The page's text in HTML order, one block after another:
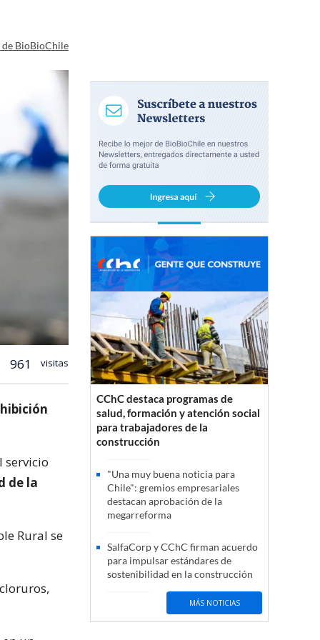
de BioBioChile
961 visitas
servicio
de la
Rural se
CChC destaca programas de
salud, formación y atención social
para trabajadores de la
construcción
"Una muy buena noticia para
Chile": gremios empresariales
destacan aprobación de la
megarreforma
SalfaCorp y CChC firman acuerdo
para impulsar estándares de
sostenibilidad en la construcción
MÁS NOTICIAS